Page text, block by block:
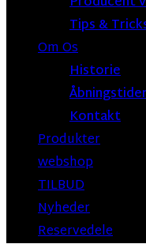
Tips &
Om Os
Historie
Kontakt
Produkter
webshop
TILBUD
Nyheder
Reservedele